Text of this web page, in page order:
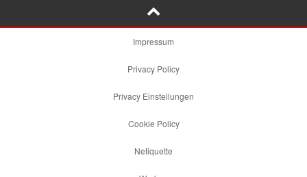
Impressum
Privacy Policy
Privacy Einstellungen
Cookie Policy
Netiquette